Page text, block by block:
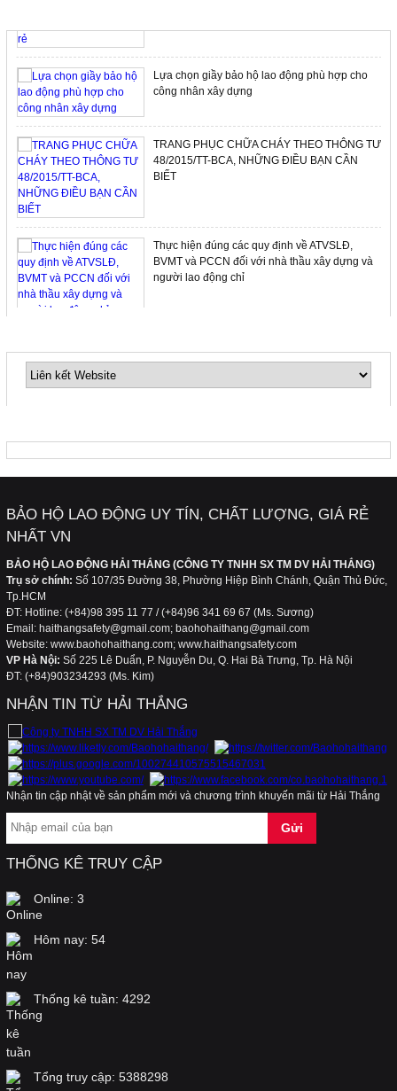
Lựa chọn giầy bảo hộ lao động phù hợp cho
công nhân xây dựng
TRANG PHỤC CHỮA CHÁY THEO THÔNG TƯ
48/2015/TT-BCA, NHỮNG ĐIỀU BẠN CẦN
BIẾT
Thực hiện đúng các quy định về ATVSLĐ,
BVMT và PCCN đối với nhà thầu xây dựng và
người lao động chỉ
thiết bị không thể thiếu cho gia đình bạn…
Quần áo chống lạnh dùng cho công nhân làm
thư da
Quần áo bảo hộ lao động cho công nhân xây
Hãy quan tâm và lựa chọn bộ trang phục bảo
hộ lao động phù hợp với công việc của bạn
Làm thế nào để có nguồn nước sạch, đảm bảo
BẢO HỘ LAO ĐỘNG UY TÍN, CHẤT LƯỢNG, GIÁ RẺ
NHẤT VN
BẢO HỘ LAO ĐỘNG HẢI THẮNG (CÔNG TY TNHH SX TM DV HẢI THẮNG)
Trụ sở chính: Số 107/35 Đường 38, Phường Hiệp Bình Chánh, Quận Thủ Đức,
Tp.HCM
ĐT: Hotline: (+84)98 395 11 77 / (+84)96 341 69 67 (Ms. Sương)
Email: haithangsafety@gmail.com; baohohaithang@gmail.com
Website: www.baohohaithang.com; www.haithangsafety.com
VP Hà Nội: Số 225 Lê Duẩn, P. Nguyễn Du, Q. Hai Bà Trưng, Tp. Hà Nội
ĐT: (+84)903234293 (Ms. Kim)
NHẬN TIN TỪ HẢI THẮNG
Nhận tin cập nhật về sản phẩm mới và chương trình khuyến mãi từ Hải Thắng
THỐNG KÊ TRUY CẬP
Online: 3
Hôm nay: 54
Thống kê tuần: 4292
Tổng truy cập: 5388298